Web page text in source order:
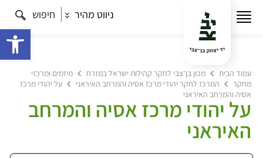
ניווט מהיר חיפוש
עמוד הבית מכון בן־צבי לחקר קהילות ישראל במזרח
מיזמים ומרכזי
מחקר
המרכז לחקר יהודי מרכז אסיה והמרחב האיראני
על יהודי מרכז
אסיה והמרחב האיראני
על יהודי מרכז אסיה והמרחב
האיראני